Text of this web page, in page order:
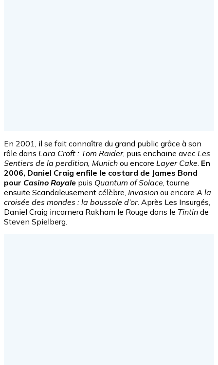
En 2001, il se fait connaître du grand public grâce à son
rôle dans Lara Croft : Tom Raider, puis enchaine avec Les
Sentiers de la perdition, Munich ou encore Layer Cake En
2006, Daniel Craig enfile le costard de James Bond
pour Casino Royale puis Quantum of Solace , tourne
ensuite Scandaleusement célèbre, Invasion ou encore A la
croisée des mondes : la boussole d’or. Après Les Insurgés,
Daniel Craig incarnera Rakham le Rouge dans le Tintin de
Steven Spielberg.